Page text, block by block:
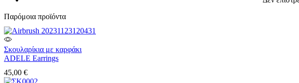
Παρόμοια προϊόντα
Σκουλαρίκια με καρφάκι
ADELE Earrings
45,00 €